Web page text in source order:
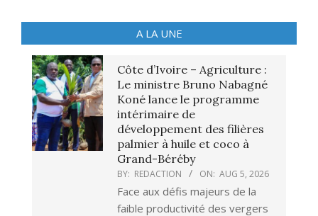
A LA UNE
Côte d’Ivoire – Agriculture :
Le ministre Bruno Nabagné
Koné lance le programme
intérimaire de
développement des filières
palmier à huile et coco à
Grand-Béréby
BY: REDACTION ON: AUG 5, 2026
Face aux défis majeurs de la
faible productivité des vergers